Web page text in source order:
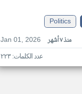
Politics
Jan 01, 2026
منذ ٧ أشهر
عدد الكلمات: ٢٢٣